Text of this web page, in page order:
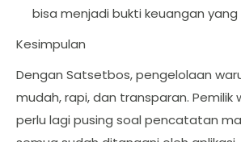
bisa menjadi bukti keuangan yang
Kesimpulan
Dengan Satsetbos, pengelolaan
mudah, rapi, dan transparan. Pemilik
perlu lagi pusing soal pencatatan